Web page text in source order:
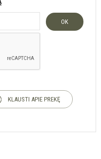
OK
KLAUSTI APIE PREKĘ